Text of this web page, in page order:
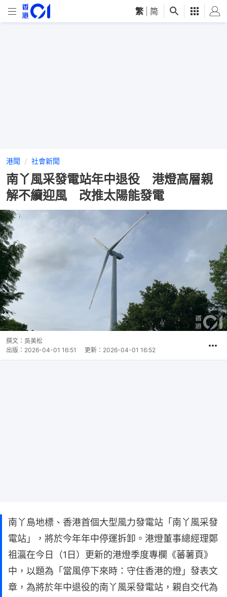
繁 简
港聞 社會新聞
南丫風采發電站年中退役 港燈高層親
解不續迎風 改推太陽能發電
撰文： 吳美松
出版： 2026-04-01 16:51 更新： 2026-04-01 16:52
南丫島地標、香港首個大型風力發電站「南丫風采發
電站」，將於今年年中停運拆卸。港燈董事總經理鄭
祖瀛在今日（1日）更新的港燈季度專欄《蕃薯頁》
中，以題為「當風停下來時：守住香港的燈」發表文
章，為將於年中退役的南丫風采發電站，親自交代為